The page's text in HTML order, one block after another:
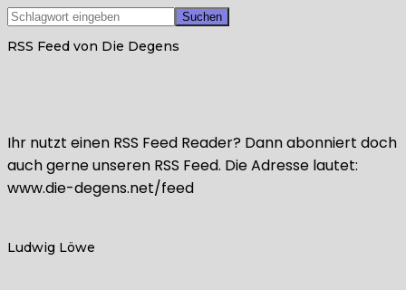
RSS Feed von Die Degens
Ihr nutzt einen RSS Feed Reader? Dann abonniert doch
auch gerne unseren RSS Feed. Die Adresse lautet:
www.die-degens.net/feed
Ludwig Löwe